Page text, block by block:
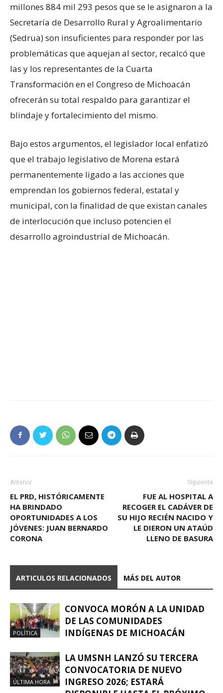
millones 884 mil 293 pesos que se le asignaron a la
Secretaría de Desarrollo Rural y Agroalimentario
(Sedrua) son insuficientes para responder por las
problemáticas que aquejan al sector, recalcó que
las y los representantes de la Cuarta
Transformación en el Congreso de Michoacán
ofrecerán su total respaldo para garantizar el
blindaje y fortalecimiento del mismo.
Bajo estos argumentos, el legislador local enfatizó
que el trabajo legislativo de Morena estará
permanentemente ligado a las acciones que
emprendan los gobiernos federal, estatal y
municipal, con la finalidad de que existan canales
de interlocución que incluso potencien el
desarrollo agroindustrial de Michoacán.
Anterior
EL PRD, HISTÓRICAMENTE
HA BRINDADO
OPORTUNIDADES A LOS
JÓVENES: JUAN BERNARDO
CORONA
Siguiente
FUE AL HOSPITAL A
RECOGER EL CADÁVER DE
SU HIJO RECIÉN NACIDO Y
LE DIERON UN ATAÚD
LLENO DE BASURA
ARTICULOS RELACIONADOS MÁS DEL AUTOR
POLÍTICA
CONVOCA MORÓN A LA UNIDAD
DE LAS COMUNIDADES
INDÍGENAS DE MICHOACÁN
ÚLTIMA HORA
LA UMSNH LANZÓ SU TERCERA
CONVOCATORIA DE NUEVO
INGRESO 2026; ESTARÁ